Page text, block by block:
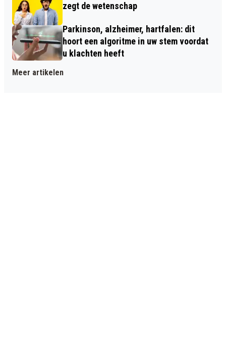
zegt de wetenschap
Parkinson, alzheimer, hartfalen: dit
hoort een algoritme in uw stem voordat
u klachten heeft
Meer artikelen